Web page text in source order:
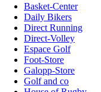
Basket-Center
Daily Bikers
Direct Running
Direct-Volley
Espace Golf
Foot-Store
Galopp-Store
Golf and co